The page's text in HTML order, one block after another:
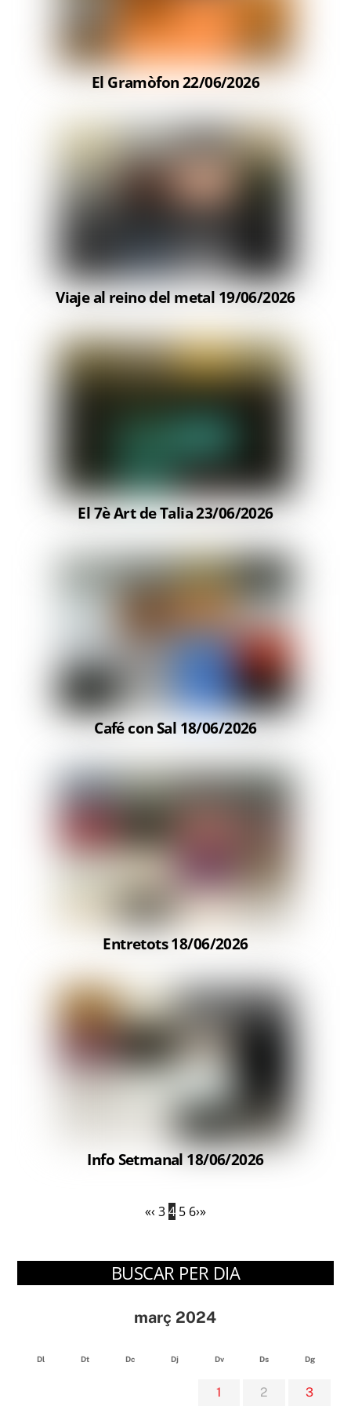
El Gramòfon 22/06/2026
Viaje al reino del metal 19/06/2026
El 7è Art de Talia 23/06/2026
Café con Sal 18/06/2026
Entretots 18/06/2026
Info Setmanal 18/06/2026
«‹ 34 5 6›»
BUSCAR PER DIA
març 2024
Dl Dt Dc Dj Dv Ds Dg
1 2 3